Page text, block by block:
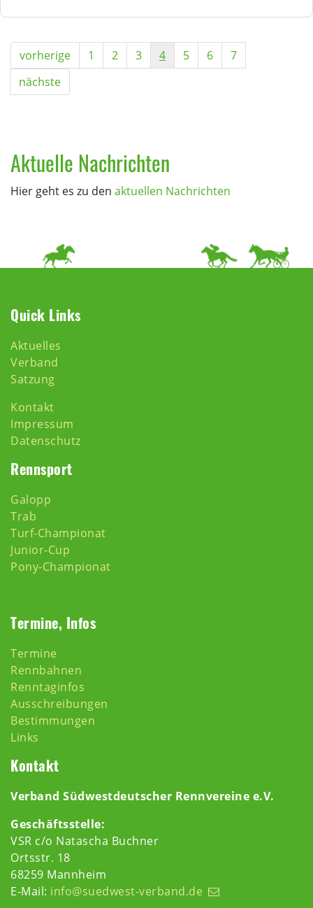
vorherige 1 2 3 4 5 6
7
nächste
Aktuelle Nachrichten
Hier geht es zu den aktuellen Nachrichten
Quick Links
Aktuelles
Verband
Satzung
Kontakt
Impressum
Datenschutz
Rennsport
Galopp
Trab
Turf-Championat
Junior-Cup
Pony-Championat
Termine, Infos
Termine
Rennbahnen
Renntaginfos
Ausschreibungen
Bestimmungen
Links
Kontakt
Verband Südwestdeutscher Rennvereine e.V.
Geschäftsstelle:
VSR c/o Natascha Buchner
Ortsstr. 18
68259 Mannheim
E-Mail: info@suedwest-verband.de